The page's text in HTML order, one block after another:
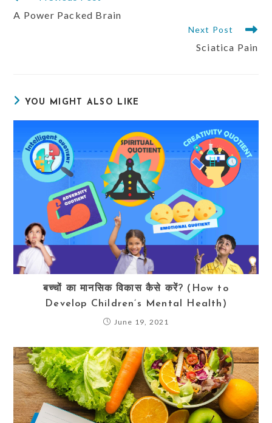
A Power Packed Brain
Next Post
Sciatica Pain
YOU MIGHT ALSO LIKE
बच्चों का मानसिक विकास कैसे करें? (How to
Develop Children’s Mental Health)
June 19, 2021